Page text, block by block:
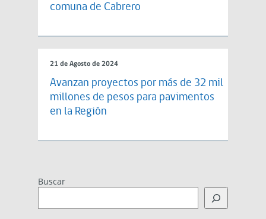
comuna de Cabrero
21 de Agosto de 2024
Avanzan proyectos por más de 32 mil
millones de pesos para pavimentos
en la Región
Buscar